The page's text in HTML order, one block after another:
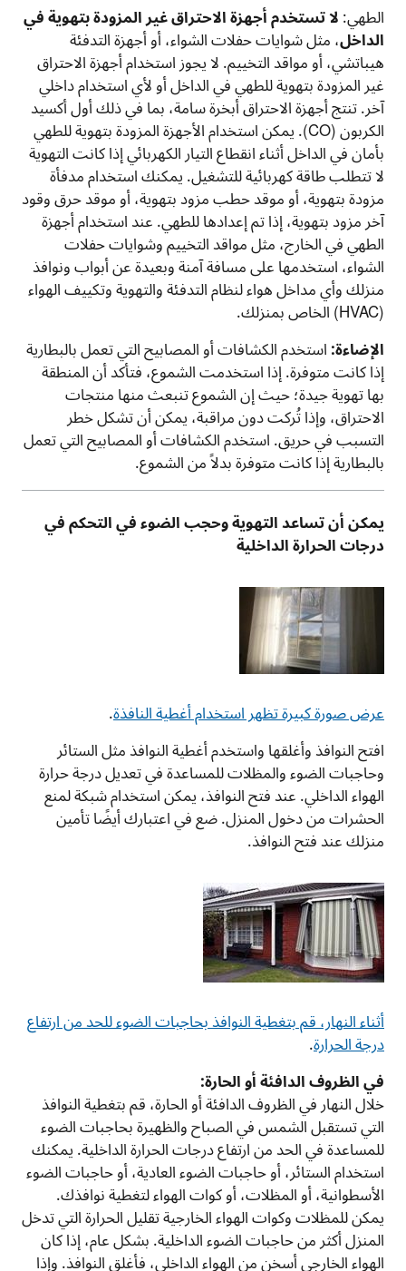
الطهي:لا تستخدم أجهزة الاحتراق غير المزودة بتهوية في
الداخل، مثل شوايات حفلات الشواء، أو أجهزة التدفئة
هيباتشي، أو مواقد التخييم. لا يجوز استخدام أجهزة الاحتراق
غير المزودة بتهوية للطهي في الداخل أو لأي استخدام داخلي
آخر. تنتج أجهزة الاحتراق أبخرة سامة، بما في ذلك أول أكسيد
الكربون (CO). يمكن استخدام الأجهزة المزودة بتهوية للطهي
بأمان في الداخل أثناء انقطاع التيار الكهربائي إذا كانت التهوية
لا تتطلب طاقة كهربائية للتشغيل. يمكنك استخدام مدفأة
مزودة بتهوية، أو موقد حطب مزود بتهوية، أو موقد حرق وقود
آخر مزود بتهوية، إذا تم إعدادها للطهي. عند استخدام أجهزة
الطهي في الخارج، مثل مواقد التخييم وشوايات حفلات
الشواء، استخدمها على مسافة آمنة وبعيدة عن أبواب ونوافذ
منزلك وأي مداخل هواء لنظام التدفئة والتهوية وتكييف الهواء
(
HVAC) الخاص بمنزلك.
الإضاءة:استخدم الكشافات أو المصابيح التي تعمل بالبطارية
إذا كانت متوفرة. إذا استخدمت الشموع، فتأكد أن المنطقة
بها تهوية جيدة؛ حيث إن الشموع تنبعث منها منتجات
الاحتراق، وإذا تُركت دون مراقبة، يمكن أن تشكل خطر
التسبب في حريق. استخدم الكشافات أو المصابيح التي تعمل
بالبطارية إذا كانت متوفرة بدلاً من الشموع.
يمكن أن تساعد التهوية وحجب الضوء في التحكم في
درجات الحرارة الداخلية
عرض صورة كبيرة تظهر استخدام أغطية النافذة.
افتح النوافذ وأغلقها واستخدم أغطية النوافذ مثل الستائر
وحاجبات الضوء والمظلات للمساعدة في تعديل درجة حرارة
الهواء الداخلي. عند فتح النوافذ، يمكن استخدام شبكة لمنع
الحشرات من دخول المنزل. ضع في اعتبارك أيضًا تأمين
منزلك عند فتح النوافذ.
أثناء النهار، قم بتغطية النوافذ بحاجبات الضوء للحد من ارتفاع
درجة الحرارة.
في الظروف الدافئة أو الحارة:
خلال النهار في الظروف الدافئة أو الحارة، قم بتغطية النوافذ
التي تستقبل الشمس في الصباح والظهيرة بحاجبات الضوء
للمساعدة في الحد من ارتفاع درجات الحرارة الداخلية. يمكنك
استخدام الستائر، أو حاجبات الضوء العادية، أو حاجبات الضوء
الأسطوانية، أو المظلات، أو كوات الهواء لتغطية نوافذك.
يمكن للمظلات وكوات الهواء الخارجية تقليل الحرارة التي تدخل
المنزل أكثر من حاجبات الضوء الداخلية. بشكل عام، إذا كان
الهواء الخارجي أسخن من الهواء الداخلي، فأغلق النوافذ. وإذا